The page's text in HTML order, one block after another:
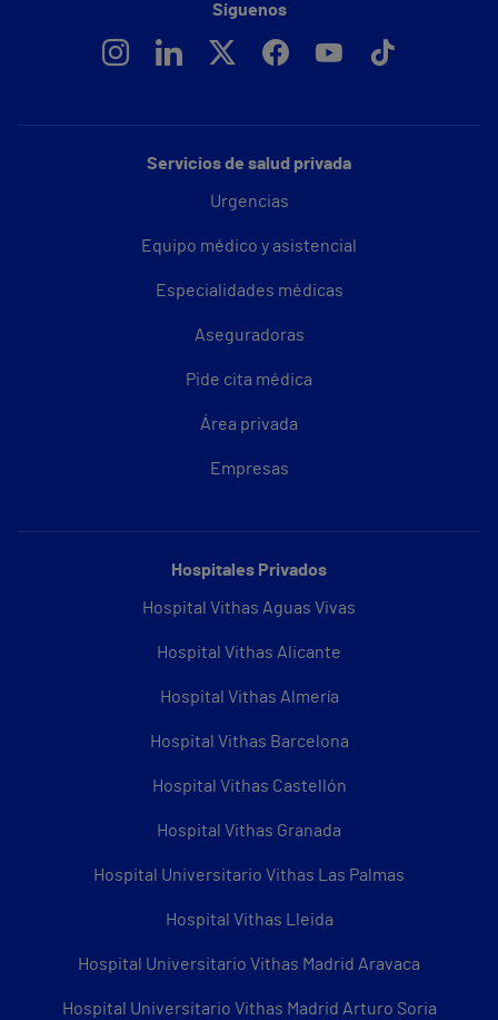
Servicios de salud privada
Urgencias
Equipo médico y asistencial
Especialidades médicas
Aseguradoras
Pide cita médica
Área privada
Empresas
Hospitales Privados
Hospital Vithas Aguas Vivas
Hospital Vithas Alicante
Hospital Vithas Almería
Hospital Vithas Barcelona
Hospital Vithas Castellón
Hospital Vithas Granada
Hospital Universitario Vithas Las Palmas
Hospital Vithas Lleida
Hospital Universitario Vithas Madrid Aravaca
Hospital Universitario Vithas Madrid Arturo Soria
Síguenos